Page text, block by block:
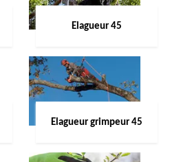
Elagueur 45
Elagueur grimpeur 45